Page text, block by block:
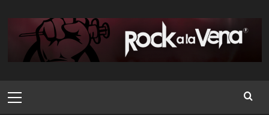
contenido
principal